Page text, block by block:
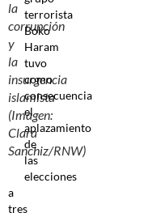
la
corrupción
y
la
insurgencia
islamista
(Imagen:
Clara
Sanchiz/RNW)
terrorista
Boko
Haram
tuvo
como
consecuencia
el
aplazamiento
de
las
elecciones
a
tres